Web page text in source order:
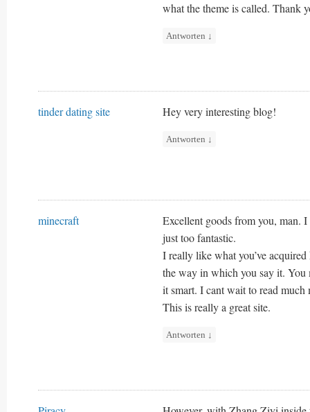
what the theme is called. Thank
Antworten ↓
tinder dating site Hey very interesting blog!
Antworten ↓
minecraft
Excellent goods from you, man.
just too fantastic.
I really like what you’ve
the way in which you say it. You
it smart. I cant wait to read much
This is really a great site.
Antworten ↓